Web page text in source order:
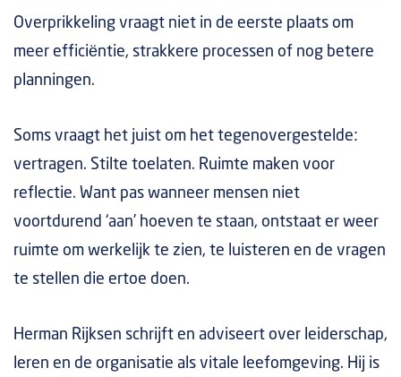
Overprikkeling vraagt niet in de eerste plaats om
meer efficiëntie, strakkere processen of nog betere
planningen.
Soms vraagt het juist om het tegenovergestelde:
vertragen. Stilte toelaten. Ruimte maken voor
reflectie. Want pas wanneer mensen niet
voortdurend ‘aan’ hoeven te staan, ontstaat er weer
ruimte om werkelijk te zien, te luisteren en de vragen
te stellen die ertoe doen.
Herman Rijksen schrijft en adviseert over leiderschap,
leren en de organisatie als vitale leefomgeving. Hij is